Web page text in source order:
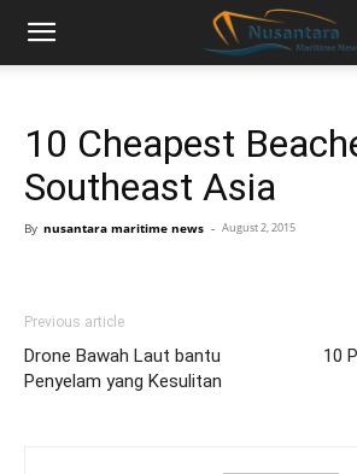
10 Cheapest
Southeast Asia
By nusantara maritime news - August 2, 2015
Previous article
Drone Bawah Laut bantu
Penyelam yang Kesulitan
10